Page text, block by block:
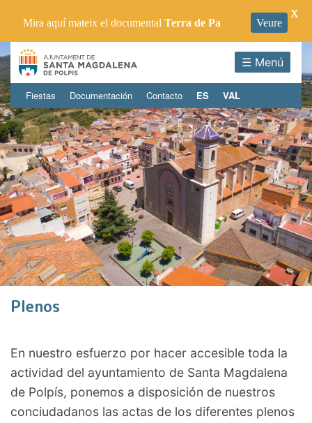
☰ Menú
Fiestas Documentación Contacto ES VAL
Plenos
En nuestro esfuerzo por hacer accesible toda la
actividad del ayuntamiento de Santa Magdalena
de Polpís, ponemos a disposición de nuestros
conciudadanos las actas de los diferentes plenos
Mira aquí mateix el documental Terra de Pa Veure
X